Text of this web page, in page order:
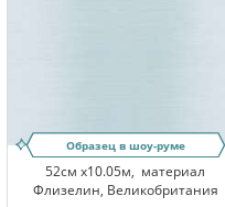
Образец в шоу-руме
52см x10.05м, материал
Флизелин, Великобритания